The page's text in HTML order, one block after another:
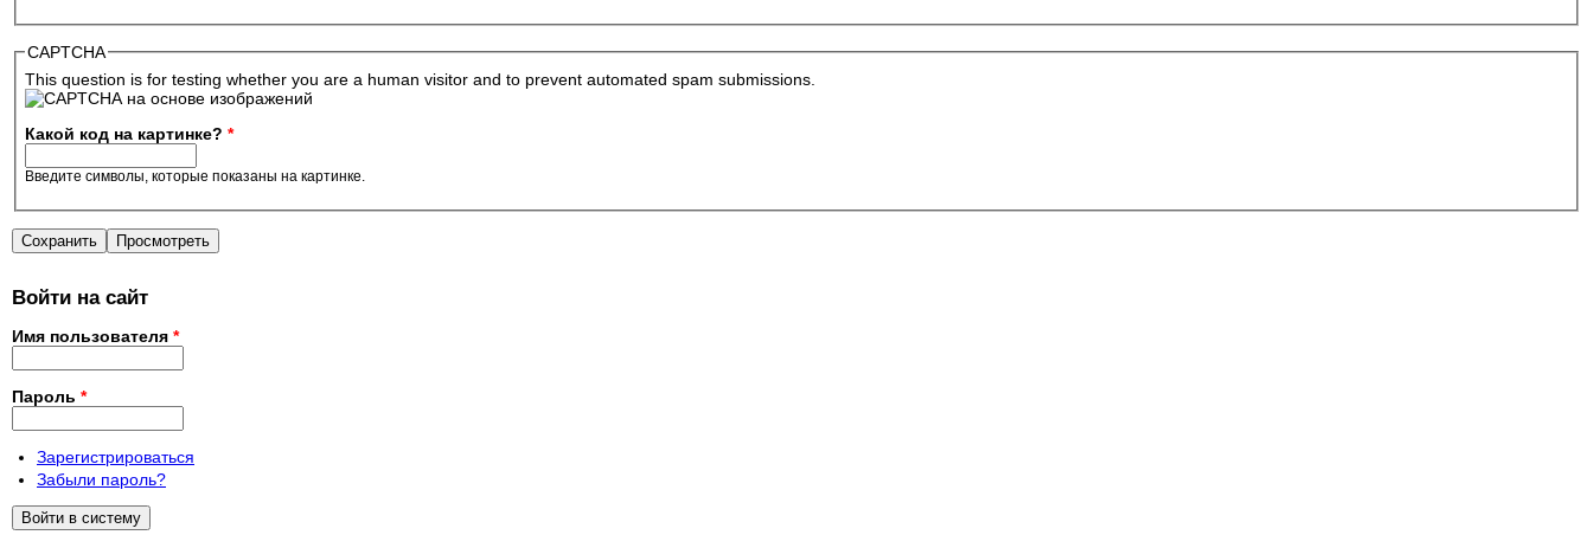
CAPTCHA
This question is for testing whether you are a human visitor and to prevent automated spam submissions.
Какой код на картинке? *
Введите символы, которые показаны на картинке.
Войти на сайт
Имя пользователя *
Пароль *
Зарегистрироваться
Забыли пароль?